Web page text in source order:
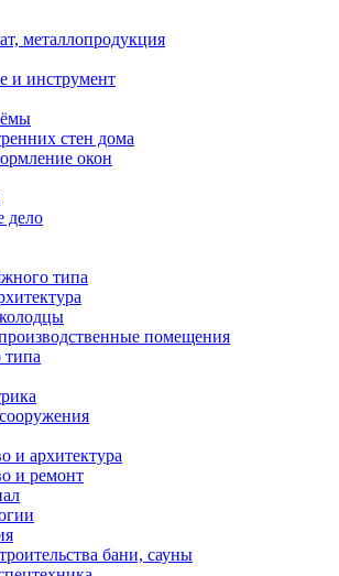
металлопродукция
и инструмент
стен дома
окон
дело
типа
помещения
типа
и архитектура
и ремонт
бани, сауны